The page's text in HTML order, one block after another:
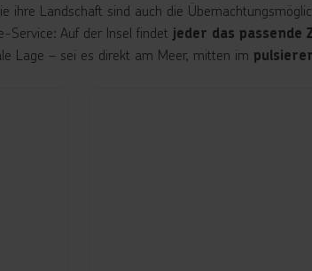
ihre Landschaft sind auch die
Service: Auf der Insel findet jeder das passende
Lage – sei es direkt am Meer, mitten im